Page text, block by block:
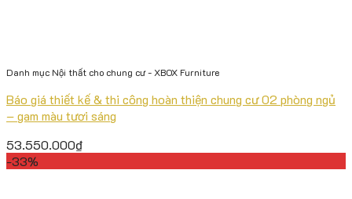
Danh mục Nội thất cho chung cư - XBOX Furniture
Báo giá thiết kế & thi công hoàn thiện chung cư 02 phòng ngủ
– gam màu tươi sáng
53.550.000₫
-33%